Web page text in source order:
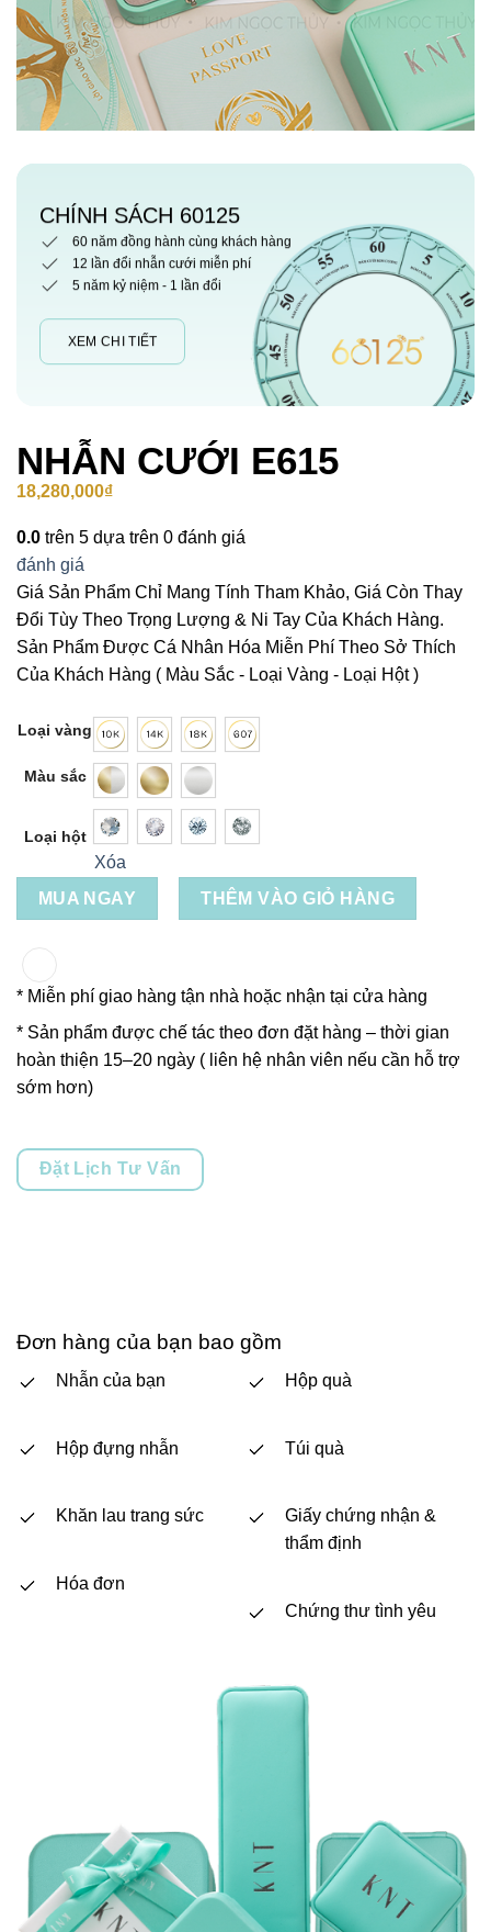
CHÍNH SÁCH 60125
60 năm đồng hành cùng khách hàng
12 lần đổi nhẫn cưới miễn phí
5 năm kỷ niệm - 1 lần đổi
XEM CHI TIẾT
NHẪN CƯỚI E615
18,280,000₫
0.0 trên 5 dựa trên 0 đánh giá
đánh giá
Giá Sản Phẩm Chỉ Mang Tính Tham Khảo, Giá Còn Thay
Đổi Tùy Theo Trọng Lượng & Ni Tay Của Khách Hàng.
Sản Phẩm Được Cá Nhân Hóa Miễn Phí Theo Sở Thích
Của Khách Hàng ( Màu Sắc - Loại Vàng - Loại Hột )
Loại vàng
Màu sắc
Loại hột
Xóa
MUA NGAY
THÊM VÀO GIỎ HÀNG
* Miễn phí giao hàng tận nhà hoặc nhận tại cửa hàng
* Sản phẩm được chế tác theo đơn đặt hàng – thời gian
hoàn thiện 15–20 ngày ( liên hệ nhân viên nếu cần hỗ trợ
sớm hơn)
Đặt Lịch Tư Vấn
Đơn hàng của bạn bao gồm
Nhẫn của bạn
Hộp đựng nhẫn
Khăn lau trang sức
Hóa đơn
Hộp quà
Túi quà
Giấy chứng nhận &
thẩm định
Chứng thư tình yêu